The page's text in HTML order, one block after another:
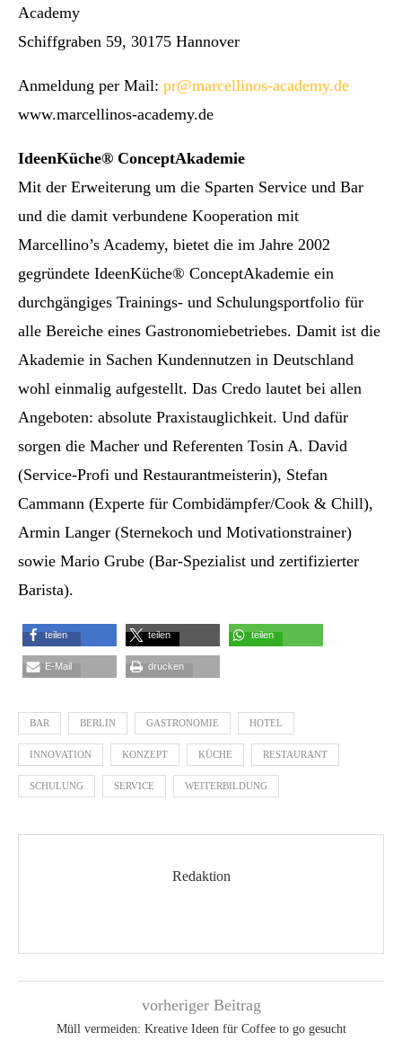
Academy
Schiffgraben 59, 30175 Hannover
Anmeldung per Mail: pr@marcellinos-academy.de
www.marcellinos-academy.de
IdeenKüche® ConceptAkademie
Mit der Erweiterung um die Sparten Service und Bar
und die damit verbundene Kooperation mit
Marcellino’s Academy, bietet die im Jahre 2002
gegründete IdeenKüche® ConceptAkademie ein
durchgängiges Trainings- und Schulungsportfolio für
alle Bereiche eines Gastronomiebetriebes. Damit ist die
Akademie in Sachen Kundennutzen in Deutschland
wohl einmalig aufgestellt. Das Credo lautet bei allen
Angeboten: absolute Praxistauglichkeit. Und dafür
sorgen die Macher und Referenten Tosin A. David
(Service-Profi und Restaurantmeisterin), Stefan
Cammann (Experte für Combidämpfer/Cook & Chill),
Armin Langer (Sternekoch und Motivationstrainer)
sowie Mario Grube (Bar-Spezialist und zertifizierter
Barista).
teilen teilen teilen
E-Mail drucken
BAR BERLIN GASTRONOMIE HOTEL
INNOVATION KONZEPT KÜCHE RESTAURANT
SCHULUNG SERVICE WEITERBILDUNG
Redaktion
vorheriger Beitrag
Müll vermeiden: Kreative Ideen für Coffee to go gesucht